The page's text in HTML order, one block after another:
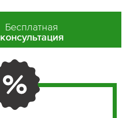
Бесплатная
консультация